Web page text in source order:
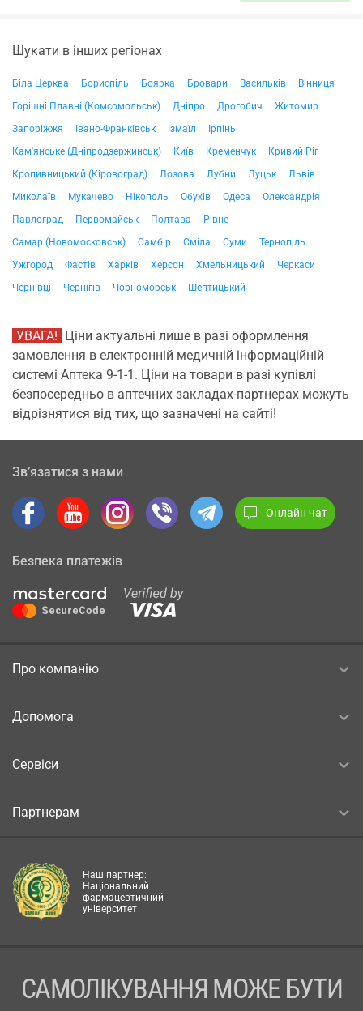
Шукати в інших регіонах
Біла Церква Бориспіль Боярка Бровари Васильків
Вінниця
Горішні Плавні (Комсомольськ)
Дніпро Дрогобич
Житомир
Запоріжжя
Івано-Франківськ Ізмаїл
Ірпінь
Кам'янське (Дніпродзержинськ)
Київ Кременчук
Кривий Ріг
Кропивницький (Кіровоград)
Лозова Лубни Луцьк
Львів
Миколаїв
Мукачево Нікополь Обухів Одеса
Олександрія
Павлоград
Первомайськ Полтава
Рівне
Самар (Новомосковськ)
Самбір Сміла Суми
Тернопіль
Ужгород
Фастів Харків Херсон Хмельницький
Черкаси
Чернівці
Чернігів Чорноморськ Шептицький
УВАГА! Ціни актуальні лише в разі оформлення
замовлення в електронній медичній інформаційній
системі Аптека 9-1-1. Ціни на товари в разі купівлі
безпосередньо в аптечних закладах-партнерах можуть
відрізнятися від тих, що зазначені на сайті!
Зв’язатися з нами
Онлайн чат
Безпека платежів
Про компанію
Допомога
Сервіси
Партнерам
Наш партнер:
Національний
фармацевтичний
університет
САМОЛІКУВАННЯ МОЖЕ БУТИ